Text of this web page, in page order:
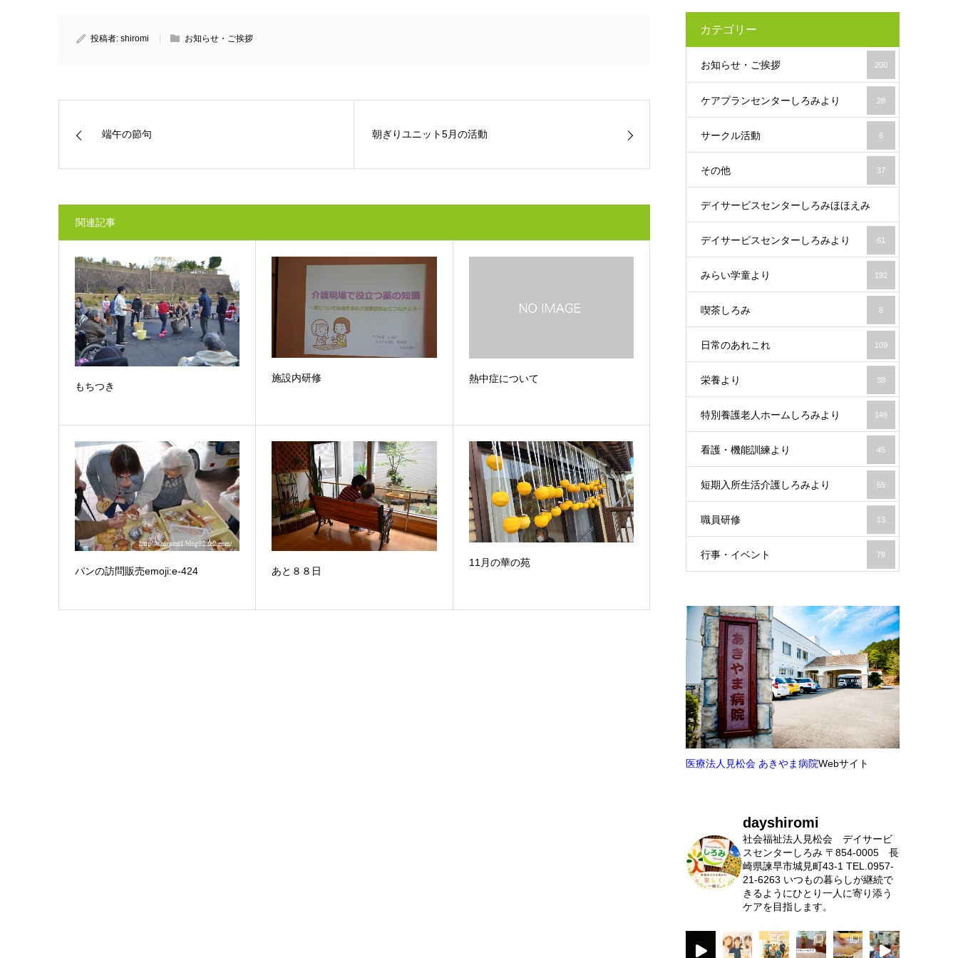
投稿者: shiromi お知らせ・ご挨拶
端午の節句 朝ぎりユニット5月の活動
関連記事
もちつき
施設内研修 熱中症について
パンの訪問販売emoji:e-424 あと８８日
11月の華の苑
カテゴリー
お知らせ・ご挨拶 200
ケアプランセンターしろみより 28
サークル活動 6
その他 37
デイサービスセンターしろみほほえみ
19
デイサービスセンターしろみより 61
みらい学童より 192
喫茶しろみ 8
日常のあれこれ 109
栄養より 38
特別養護老人ホームしろみより 149
看護・機能訓練より 45
短期入所生活介護しろみより 65
職員研修 13
行事・イベント 79
医療法人見松会 あきやま病院Webサイト
dayshiromi
社会福祉法人見松会 デイサービ
スセンターしろみ 〒854-0005 長
崎県諫早市城見町43-1 TEL.0957-
21-6263 いつもの暮らしが継続で
きるようにひとり一人に寄り添う
ケアを目指します。